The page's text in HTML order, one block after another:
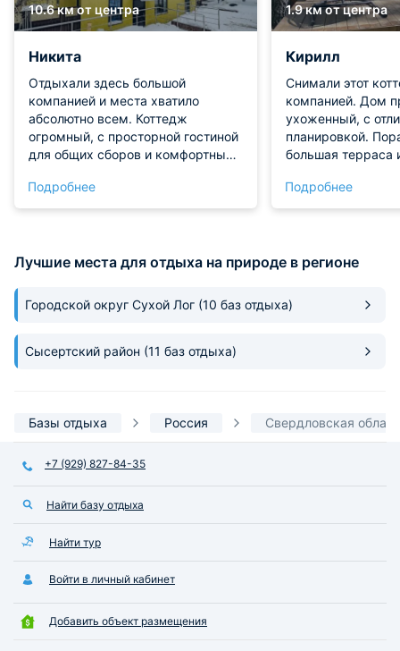
10.6 км от центра
Никита
Отдыхали здесь большой
компанией и места хватило
абсолютно всем. Коттедж
огромный, с просторной гостиной
для общих сборов и комфортными
удовольствием играли в бильярд.
На кухне очень пригодились
расслабились в сауне и
лесопарка гуляли пешком.
Выходные прошли замечательно!
Подробнее
1.9 км от центра
Кирилл
Снимали этот
компанией. Дом
ухоженный, с
планировкой.
большая терраса
принадлежности
Внутри тепло,
загородного
Подробнее
Лучшие места для отдыха на природе в регионе
Городской округ Сухой Лог (10 баз отдыха)
Сысертский район (11 баз отдыха)
Базы отдыха Россия Свердловская
+7 (929) 827-84-35
Найти базу отдыха
Найти тур
Войти в личный кабинет
Добавить объект размещения